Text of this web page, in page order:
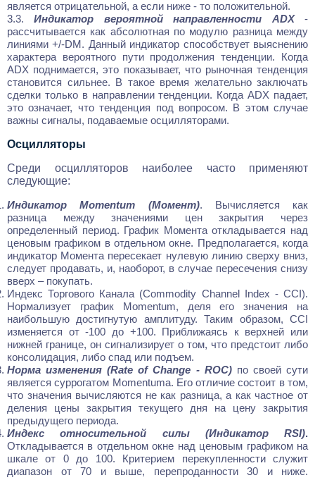
является отрицательной, а если ниже - то положительной.
3.3.Индикатор вероятной направленности ADX-
рассчитывается как абсолютная по модулю разница между
линиями +/-DM. Данный индикатор способствует выяснению
характера вероятного пути продолжения тенденции. Когда
ADX поднимается, это показывает, что рыночная тенденция
становится сильнее. В такое время желательно заключать
сделки только в направлении тенденции. Когда ADX падает,
это означает, что тенденция под вопросом. В этом случае
важны сигналы, подаваемые осцилляторами.
Осцилляторы
Среди осцилляторов наиболее часто применяют
следующие:
Индикатор Momentum (Момент). Вычисляется как
разница между значениями цен закрытия через
определенный период. График Момента откладывается над
ценовым графиком в отдельном окне. Предполагается, когда
индикатор Момента пересекает нулевую линию сверху вниз,
следует продавать, и, наоборот, в случае пересечения снизу
вверх – покупать.
Индекс Торгового Канала (Commodity Channel Index - CCI).
Нормализует график Momentum, деля его значения на
наибольшую достигнутую амплитуду. Таким образом, CCI
изменяется от -100 до +100. Приближаясь к верхней или
нижней границе, он сигнализирует о том, что предстоит либо
консолидация, либо спад или подъем.
Норма изменения (Rate of Change - ROC)по своей сути
является суррогатом Momentuma. Его отличие состоит в том,
что значения вычисляются не как разница, а как частное от
деления цены закрытия текущего дня на цену закрытия
предыдущего периода.
Индекс относительной силы (Индикатор RSI).
Откладывается в отдельном окне над ценовым графиком на
шкале от 0 до 100. Критерием перекупленности служит
диапазон от 70 и выше, перепроданности 30 и ниже.